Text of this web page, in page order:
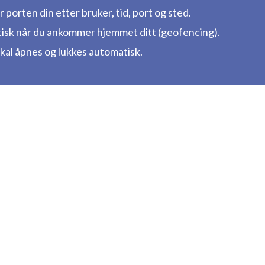
din etter bruker, tid, port og sted.
når du ankommer hjemmet ditt (geofencing).
åpnes og lukkes automatisk.